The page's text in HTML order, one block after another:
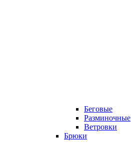
Беговые
Разминочные
Ветровки
Брюки